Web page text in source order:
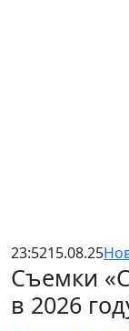
23:5215.08.25
Съемки
в 2026